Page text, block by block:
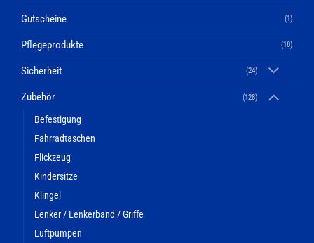
Gutscheine (1)
Pflegeprodukte (18)
Sicherheit (24)
Zubehör (128)
Befestigung
Fahrradtaschen
Flickzeug
Kindersitze
Klingel
Lenker / Lenkerband / Griffe
Luftpumpen